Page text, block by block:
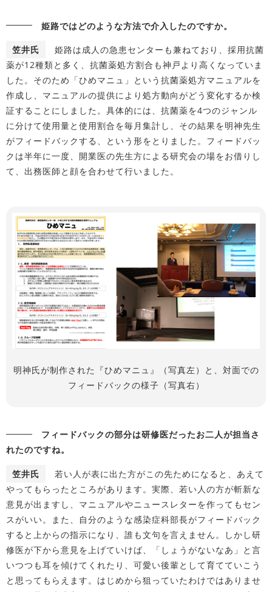
姫路ではどのような方法で介入したのですか。
笠井氏
姫路は成人の急患センターも兼ねており、採用抗菌
薬が12種類と多く、抗菌薬処方割合も神戸より高くなっていま
した。そのため「ひめマニュ」という抗菌薬処方マニュアルを
作成し、マニュアルの提供により処方動向がどう変化するか検
証することにしました。具体的には、抗菌薬を4つのジャンル
に分けて使用量と使用割合を毎月集計し、その結果を明神先生
がフィードバックする、という形をとりました。フィードバッ
クは半年に一度、開業医の先生方による研究会の場をお借りし
て、出務医師と顔を合わせて行いました。
明神氏が制作された『ひめマニュ』（写真左）と、対面での
フィードバックの様子（写真右）
フィードバックの部分は研修医だったお二人が担当さ
れたのですね。
笠井氏
若い人が表に出た方がこの先ためになると、あえて
やってもらったところがあります。実際、若い人の方が斬新な
意見が出ますし、マニュアルやニュースレターを作ってもセン
スがいい。また、自分のような感染症科部長がフィードバック
すると上からの指示になり、誰も文句を言えません。しかし研
修医が下から意見を上げていけば、「しょうがないなあ」と言
いつつも耳を傾けてくれたり、可愛い後輩として育てていこう
と思ってもらえます。はじめから狙っていたわけではありませ